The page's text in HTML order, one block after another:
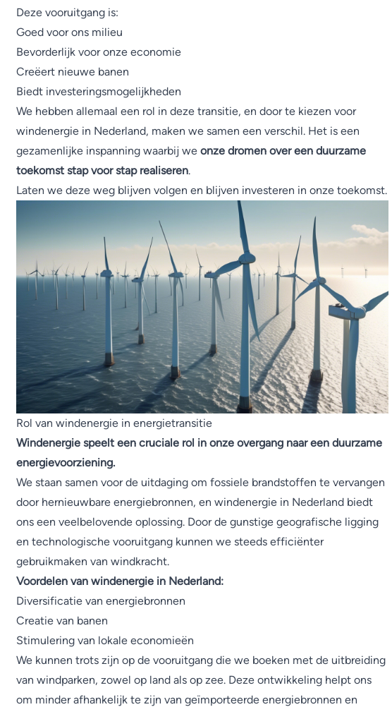
Deze vooruitgang is:
Goed voor ons milieu
Bevorderlijk voor onze economie
Creëert nieuwe banen
Biedt investeringsmogelijkheden
We hebben allemaal een rol in deze transitie, en door te kiezen voor
windenergie in Nederland, maken we samen een verschil. Het is een
gezamenlijke inspanning waarbij we onze dromen over een duurzame
toekomst stap voor stap realiseren.
Laten we deze weg blijven volgen en blijven investeren in onze toekomst.
Rol van windenergie in energietransitie
Windenergie speelt een cruciale rol in onze overgang naar een duurzame
energievoorziening.
We staan samen voor de uitdaging om fossiele brandstoffen te vervangen
door hernieuwbare energiebronnen, en windenergie in Nederland biedt
ons een veelbelovende oplossing. Door de gunstige geografische ligging
en technologische vooruitgang kunnen we steeds efficiënter
gebruikmaken van windkracht.
Voordelen van windenergie in Nederland:
Diversificatie van energiebronnen
Creatie van banen
Stimulering van lokale economieën
We kunnen trots zijn op de vooruitgang die we boeken met de uitbreiding
van windparken, zowel op land als op zee. Deze ontwikkeling helpt ons
om minder afhankelijk te zijn van geïmporteerde energiebronnen en